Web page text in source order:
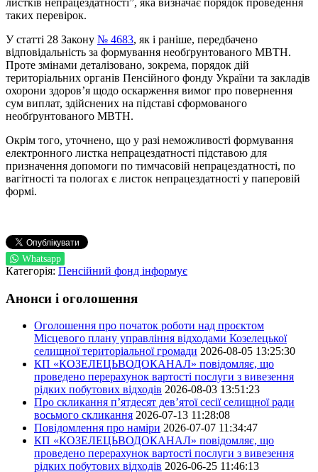
листків непрацездатності”, яка визначає порядок проведення
таких перевірок.
У статті 28 Закону № 4683, як і раніше, передбачено
відповідальність за формування необґрунтованого МВТН.
Проте змінами деталізовано, зокрема, порядок дій
територіальних органів Пенсійного фонду України та закладів
охорони здоров’я щодо оскарження вимог про повернення
сум виплат, здійснених на підставі сформованого
необґрунтованого МВТН.
Окрім того, уточнено, що у разі неможливості формування
електронного листка непрацездатності підставою для
призначення допомоги по тимчасовій непрацездатності, по
вагітності та пологах є листок непрацездатності у паперовій
формі.
Whatsapp
Категорія: Пенсійний фонд інформує
Анонси і оголошення
Оголошення про початок роботи над проєктом
Місцевого плану управління відходами Козелецької
селищної територіальної громади 2026-08-05 13:25:30
КП «КОЗЕЛЕЦЬВОДОКАНАЛ» повідомляє, що
проведено перерахунок вартості послуги з вивезення
рідких побутових відходів 2026-08-03 13:51:23
Про скликання п’ятдесят дев’ятої сесії селищної ради
восьмого скликання 2026-07-13 11:28:08
Повідомлення про наміри 2026-07-07 11:34:47
КП «КОЗЕЛЕЦЬВОДОКАНАЛ» повідомляє, що
проведено перерахунок вартості послуги з вивезення
рідких побутових відходів 2026-06-25 11:46:13